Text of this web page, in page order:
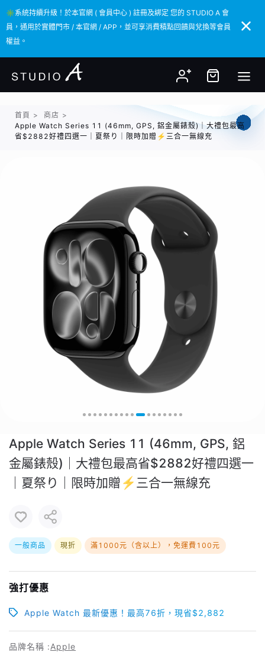
✳️系統持續升級！於本官網 ( 會員中心 ) 註冊及綁定 您的 STUDIO A 會
員，通用於實體門市 / 本官網 / APP，並可享消費積點回饋與兌換等會員
權益。
✳️系統持續升級！於本官網 ( 會員中心 ) 註冊及綁定 您的 STUDIO A 會
員，通用於實體門市 / 本官網 / APP，並可享消費積點回饋與兌換等會員
權益。
首頁 > 商店 >
Apple Watch Series 11 (46mm, GPS, 鋁金屬錶殼)｜大禮包最高
省$2882好禮四選一｜夏祭り｜限時加贈⚡️三合一無線充
Apple Watch Series 11 (46mm, GPS, 鋁
金屬錶殼)｜大禮包最高省$2882好禮四選一
｜夏祭り｜限時加贈⚡️三合一無線充
一般商品 現折 滿1000元（含以上），免運費100元
強打優惠
Apple Watch 最新優惠！最高76折，現省$2,882
品牌名稱 :Apple